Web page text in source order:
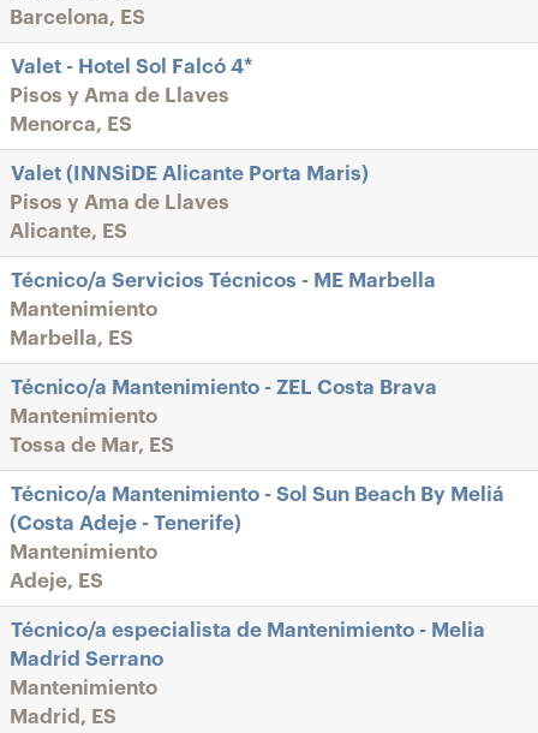
Barcelona, ES
Valet - Hotel Sol Falcó 4*
Pisos y Ama de Llaves
Menorca, ES
Valet (INNSiDE Alicante Porta Maris)
Pisos y Ama de Llaves
Alicante, ES
Técnico/a Servicios Técnicos - ME Marbella
Mantenimiento
Marbella, ES
Técnico/a Mantenimiento - ZEL Costa Brava
Mantenimiento
Tossa de Mar, ES
Técnico/a Mantenimiento - Sol Sun Beach By Meliá
(Costa Adeje - Tenerife)
Mantenimiento
Adeje, ES
Técnico/a especialista de Mantenimiento - Melia
Madrid Serrano
Mantenimiento
Madrid, ES